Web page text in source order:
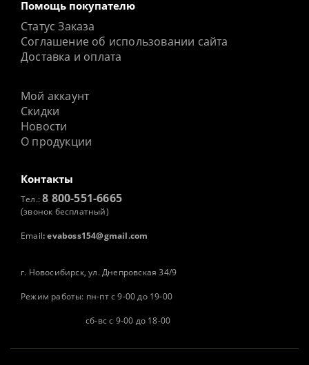
Помощь покупателю
Статус Заказа
Соглашение об использовании сайта
Доставка и оплата
Мой аккаунт
Скидки
Новости
О продукции
Контакты
Тел.:8 800-551-6665
(звонок бесплатный)
Email: evaboss154@gmail.com
г. Новосибирск, ул. Днепровская 34/9
Режим работы: пн-пт с 9-00 до 19-00
сб-вс с 9-00 до 18-00